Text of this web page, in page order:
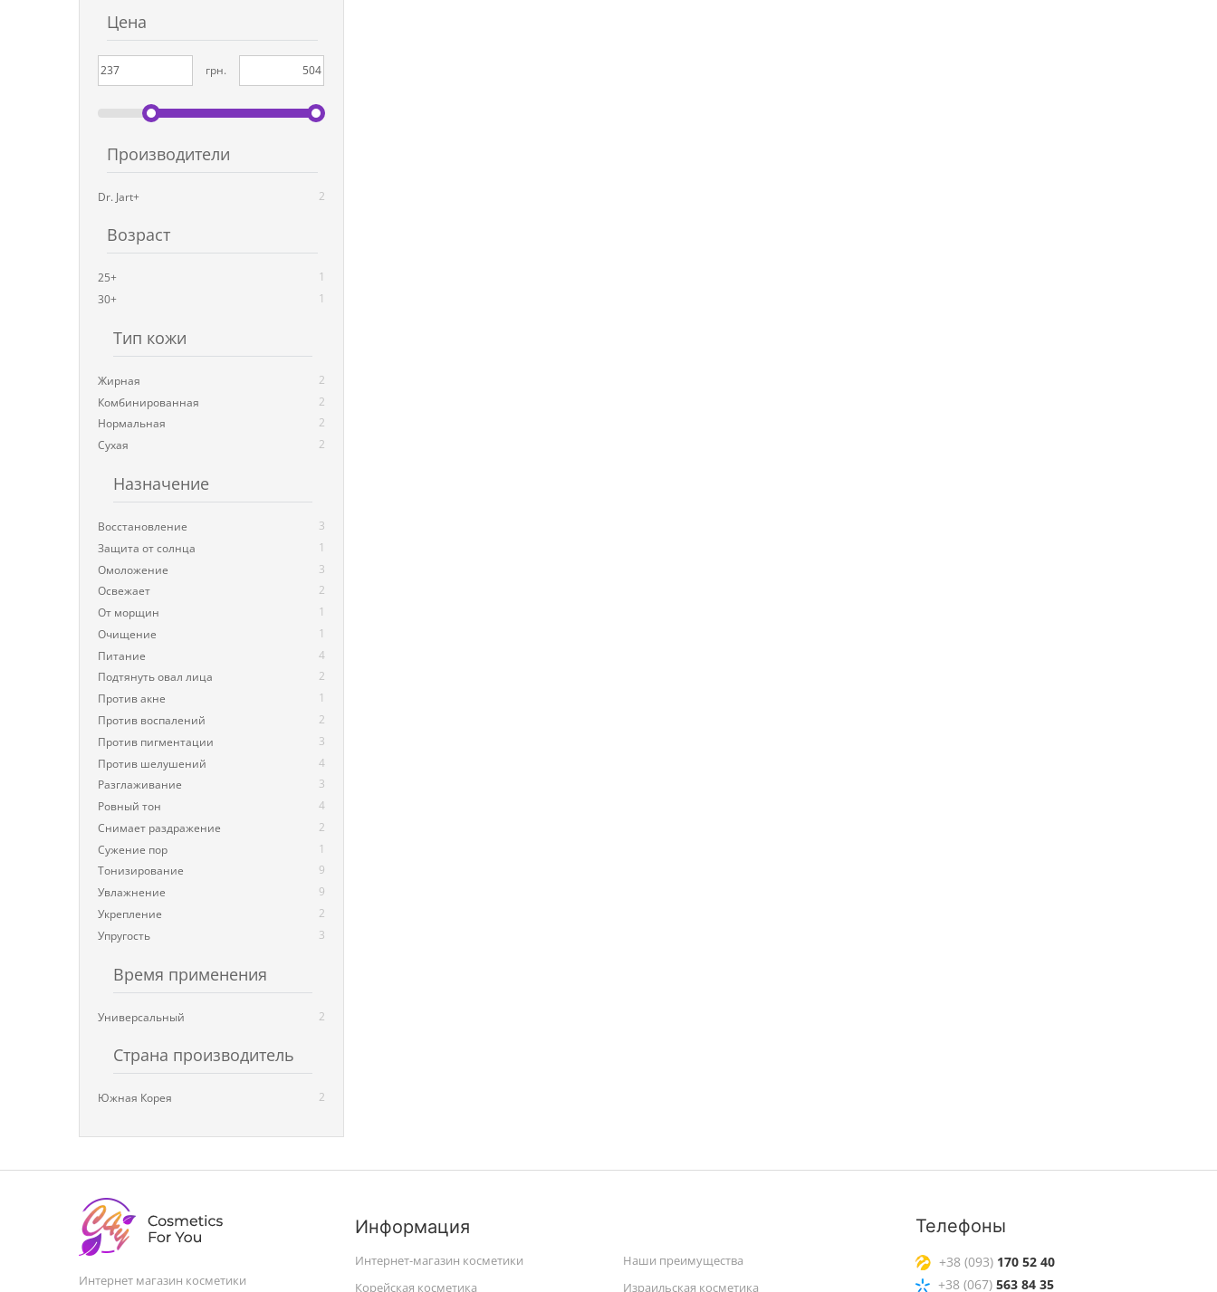
Цена
грн.
Производители
Dr. Jart+ 2
Возраст
25+
1
30+
1
Тип кожи
Жирная
2
Комбинированная
2
Нормальная
2
Сухая
2
Назначение
Восстановление
3
Защита от солнца
1
Омоложение
3
Освежает
2
От морщин
1
Очищение
1
Питание
4
Подтянуть овал лица
2
Против акне
1
Против воспалений
2
Против пигментации
3
Против шелушений
4
Разглаживание
3
Ровный тон
4
Снимает раздражение
2
Сужение пор
1
Тонизирование
9
Увлажнение
9
Укрепление
2
Упругость
3
Время применения
Универсальный 2
Страна производитель
Южная Корея 2
Интернет магазин косметики
Информация
Интернет-магазин косметики
Наши преимущества
Корейская косметика
Израильская косметика
Телефоны
+38 (093) 170 52 40
+38 (067) 563 84 35